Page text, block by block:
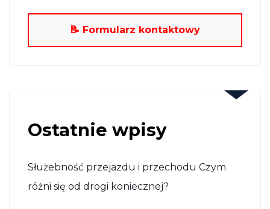
📝 Formularz kontaktowy
Ostatnie wpisy
Służebność przejazdu i przechodu Czym
różni się od drogi koniecznej?